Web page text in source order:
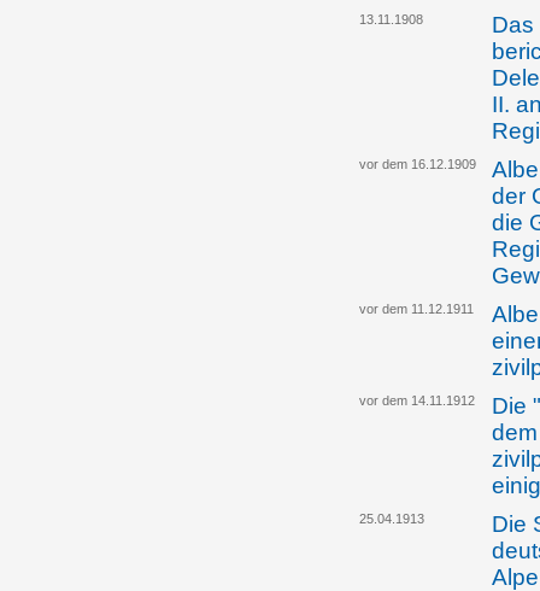
13.11.1908
Das
II.
vor dem 16.12.1909
der
die
vor dem 11.12.1911
vor dem 14.11.1912
Die
25.04.1913
Die